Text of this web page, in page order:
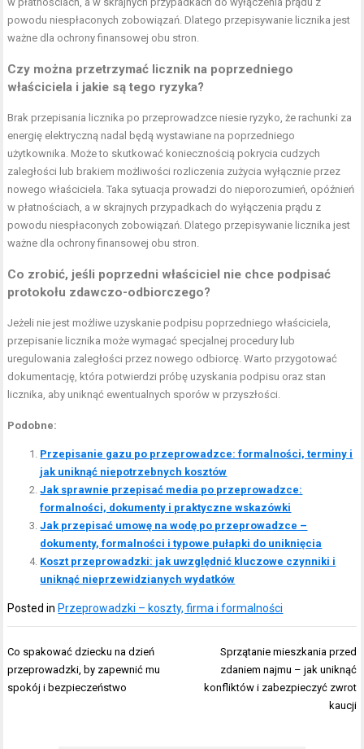
powodu niespłaconych zobowiązań. Dlatego przepisywanie licznika jest
ważne dla ochrony finansowej obu stron.
Czy można przetrzymać licznik na poprzedniego
właściciela i jakie są tego ryzyka?
Brak przepisania licznika po przeprowadzce niesie ryzyko, że rachunki za
energię elektryczną nadal będą wystawiane na poprzedniego
użytkownika. Może to skutkować koniecznością pokrycia cudzych
zaległości lub brakiem możliwości rozliczenia zużycia wyłącznie przez
nowego właściciela. Taka sytuacja prowadzi do nieporozumień, opóźnień
w płatnościach, a w skrajnych przypadkach do wyłączenia prądu z
powodu niespłaconych zobowiązań. Dlatego przepisywanie licznika jest
ważne dla ochrony finansowej obu stron.
Co zrobić, jeśli poprzedni właściciel nie chce podpisać
protokołu zdawczo-odbiorczego?
Jeżeli nie jest możliwe uzyskanie podpisu poprzedniego właściciela,
przepisanie licznika może wymagać specjalnej procedury lub
uregulowania zaległości przez nowego odbiorcę. Warto przygotować
dokumentację, która potwierdzi próbę uzyskania podpisu oraz stan
licznika, aby uniknąć ewentualnych sporów w przyszłości.
Podobne:
Przepisanie gazu po przeprowadzce: formalności, terminy i
jak uniknąć niepotrzebnych kosztów
Jak sprawnie przepisać media po przeprowadzce:
formalności, dokumenty i praktyczne wskazówki
Jak przepisać umowę na wodę po przeprowadzce –
dokumenty, formalności i typowe pułapki do uniknięcia
Koszt przeprowadzki: jak uwzględnić kluczowe czynniki i
uniknąć nieprzewidzianych wydatków
Posted in Przeprowadzki – koszty, firma i formalności
Nawigacja
wpisu
Co spakować dziecku na dzień
przeprowadzki, by zapewnić mu
spokój i bezpieczeństwo
Sprzątanie mieszkania przed
zdaniem najmu – jak uniknąć
konfliktów i zabezpieczyć zwrot
kaucji